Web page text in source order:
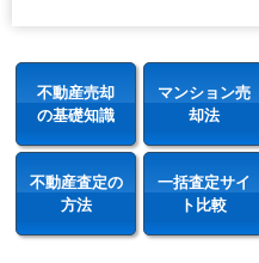
不動産売却
の基礎知識
マンション売
却法
不動産査定の
方法
一括査定サイ
ト比較